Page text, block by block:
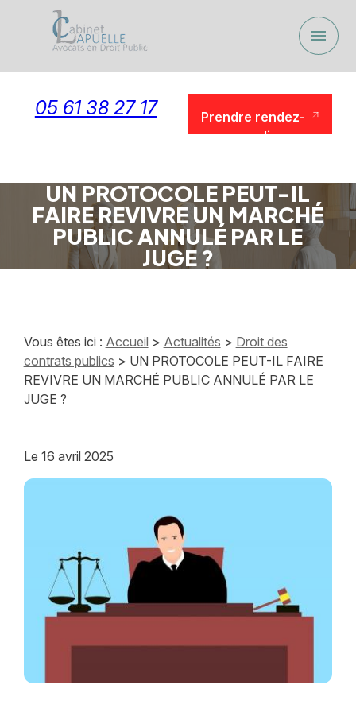
menu
05 61 38 27 17
Prendre rendez-
vous en ligne
UN PROTOCOLE PEUT-IL
FAIRE REVIVRE UN MARCHÉ
PUBLIC ANNULÉ PAR LE
JUGE ?
Vous êtes ici : Accueil > Actualités > Droit des
contrats publics > UN PROTOCOLE PEUT-IL FAIRE
REVIVRE UN MARCHÉ PUBLIC ANNULÉ PAR LE
JUGE ?
Le 16 avril 2025
Panneau de gestion des cookies